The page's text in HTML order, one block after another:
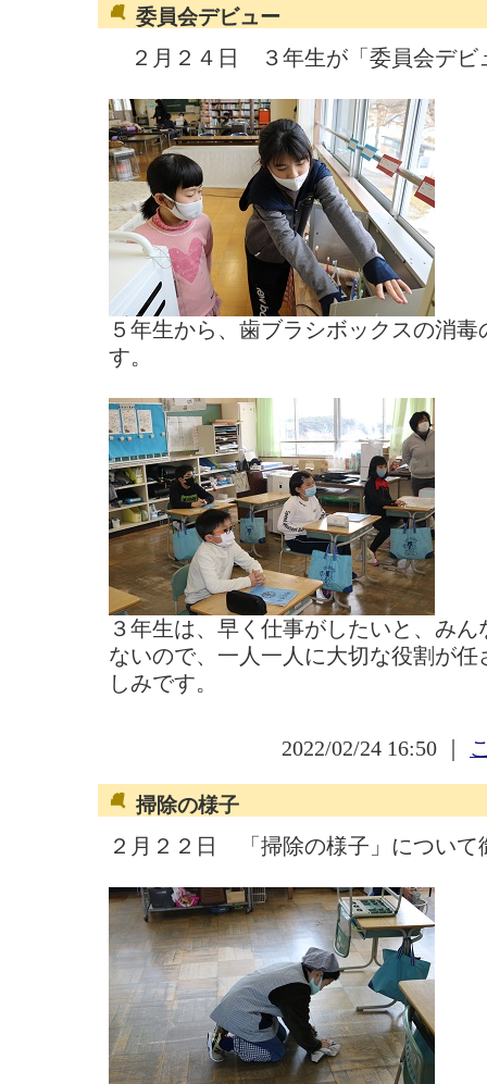
委員会デビュー
２月２４日 ３年生が「委員会デビ
５年生から、歯ブラシボックスの消
す。
３年生は、早く仕事がしたいと、み
ないので、一人一人に大切な役割が
しみです。
2022/02/24 16:50 ｜
掃除の様子
２月２２日 「掃除の様子」について